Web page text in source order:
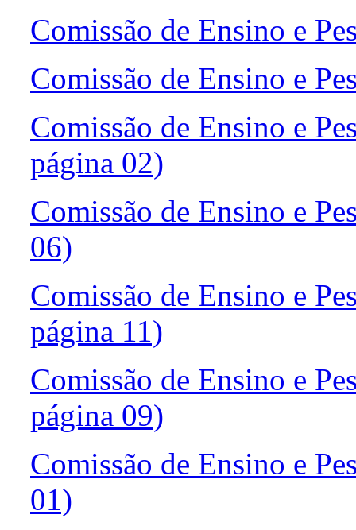
Comissão de Ensino e
Comissão de Ensino e
Comissão de Ensino e
página 02)
Comissão de Ensino e
06)
Comissão de Ensino e
página 11)
Comissão de Ensino e
página 09)
Comissão de Ensino e
01)